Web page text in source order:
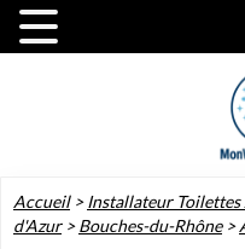
Accueil>Installateur Toilettes
d'Azur>Bouches-du-Rhône>